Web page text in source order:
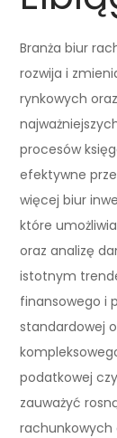
Branża biur
rozwija i
rynkowych
procesów
efektywne
więcej biur
które
oraz analizę
istotnym
finansowego i
standardowej
podatkowej
zauważyć
rachunkowych